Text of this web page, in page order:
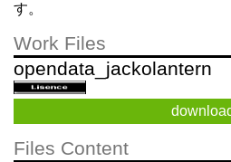
す。
Work Files
opendata_jackolantern
Files Content